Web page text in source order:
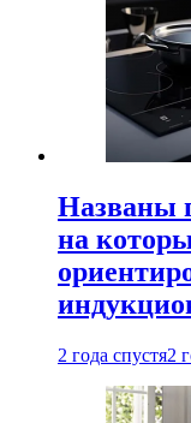
Названы
на
2 года спустя2